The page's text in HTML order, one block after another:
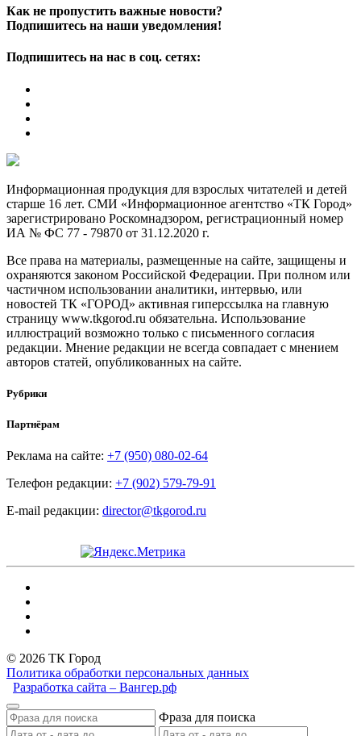
Как не пропустить важные новости?
Подпишитесь на наши уведомления!
Подпишитесь на нас в соц. сетях:
Информационная продукция для взрослых читателей и детей
старше 16 лет. СМИ «Информационное агентство «ТК Город»
зарегистрировано Роскомнадзором, регистрационный номер
ИА № ФС 77 - 79870 от 31.12.2020 г.
Все права на материалы, размещенные на сайте, защищены и
охраняются законом Российской Федерации. При полном или
частичном использовании аналитики, интервью, или
новостей ТК «ГОРОД» активная гиперссылка на главную
страницу www.tkgorod.ru обязательна. Использование
иллюстраций возможно только с письменного согласия
редакции. Мнение редакции не всегда совпадает с мнением
авторов статей, опубликованных на сайте.
Рубрики
Партнёрам
Реклама на сайте: +7 (950) 080-02-64
Телефон редакции: +7 (902) 579-79-91
E-mail редакции: director@tkgorod.ru
© 2026 ТК Город
Политика обработки персональных данных
Разработка сайта – Вангер.рф
Фраза для поиска